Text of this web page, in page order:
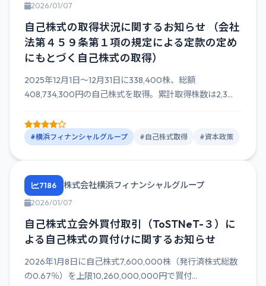
2026/01/07
自己株式の取得状況に関するお知らせ （会社
法第４５９条第１項の規定による定款の定め
にもとづく自己株式の取得）
2025年12月1日～12月31日に338,400株、総額
408,734,300円の自己株式を取得。累計取得株数は2,3...
#横浜フィナンシャルグループ #自己株式取得 #資本政策
7186 株式会社横浜フィナンシャルグループ
2026/01/07
自己株式立会外買付取引（ToSTNeT-３）に
よる自己株式の買付けに関するお知らせ
2026年1月8日に自己株式7,600,000株（発行済株式総数
の0.67％）を上限10,260,000,000円で買付...